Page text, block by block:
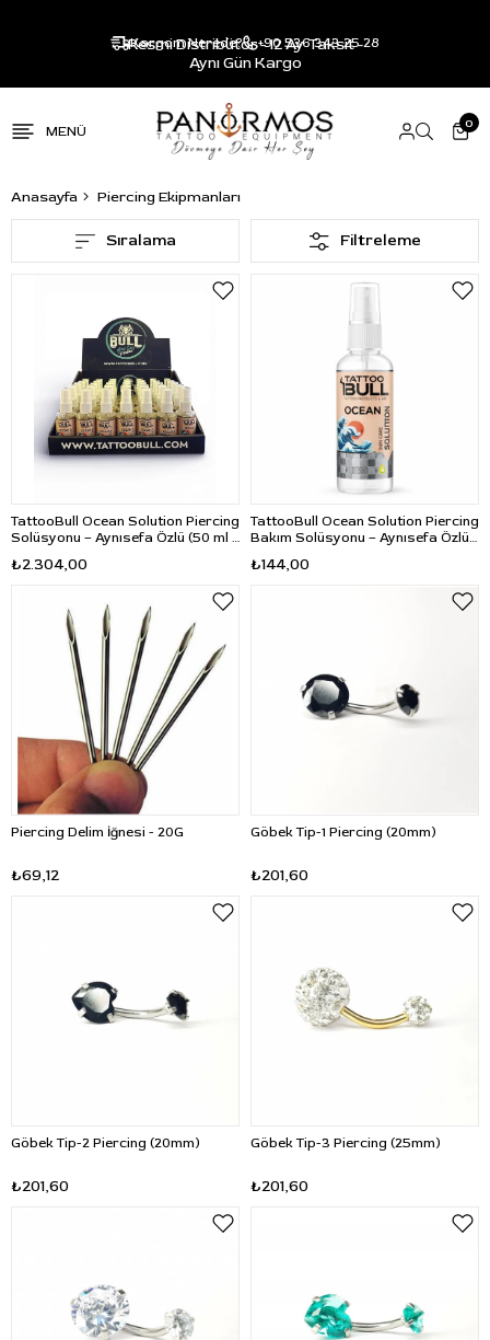
Resmi Distribütör - 12 Ay Taksit -
Aynı Gün Kargo
Kargom Nerede? +90 536 343 25 28
0
Anasayfa Piercing Ekipmanları
Filtreleme
Sıralama
TattooBull Ocean Solution Piercing
Solüsyonu – Aynısefa Özlü (50 ml ×
₺2.304,00
TattooBull Ocean Solution Piercing
Bakım Solüsyonu – Aynısefa Özlü
₺144,00
Piercing Delim İğnesi - 20G
₺69,12
Göbek Tip-1 Piercing (20mm)
₺201,60
Göbek Tip-2 Piercing (20mm)
₺201,60
Göbek Tip-3 Piercing (25mm)
₺201,60